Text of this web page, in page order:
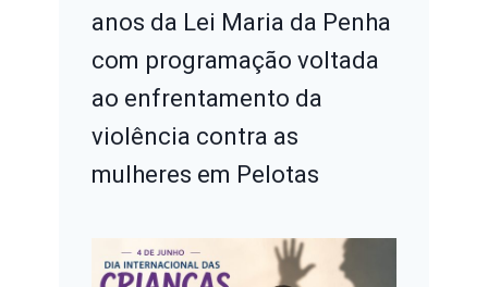
anos da Lei Maria da Penha
com programação voltada
ao enfrentamento da
violência contra as
mulheres em Pelotas